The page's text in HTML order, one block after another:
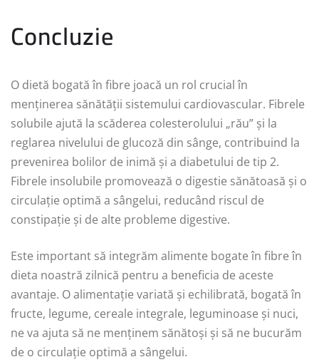
Concluzie
O dietă bogată în fibre joacă un rol crucial în
menținerea sănătății sistemului cardiovascular. Fibrele
solubile ajută la scăderea colesterolului „rău” și la
reglarea nivelului de glucoză din sânge, contribuind la
prevenirea bolilor de inimă și a diabetului de tip 2.
Fibrele insolubile promovează o digestie sănătoasă și o
circulație optimă a sângelui, reducând riscul de
constipație și de alte probleme digestive.
Este important să integrăm alimente bogate în fibre în
dieta noastră zilnică pentru a beneficia de aceste
avantaje. O alimentație variată și echilibrată, bogată în
fructe, legume, cereale integrale, leguminoase și nuci,
ne va ajuta să ne menținem sănătoși și să ne bucurăm
de o circulație optimă a sângelui.